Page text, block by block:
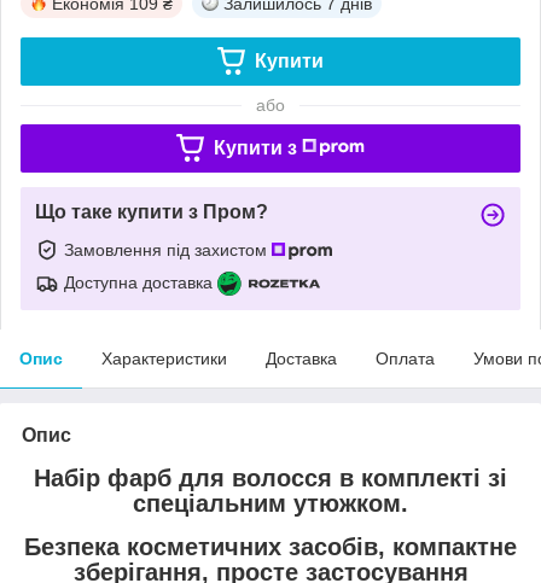
Купити
або
Купити з
Що таке купити з Пром?
Замовлення під захистом
Доступна доставка
Опис Характеристики Доставка Оплата Умови
Опис
Набір фарб для волосся в комплекті зі
спеціальним утюжком.
Безпека косметичних засобів, компактне
зберігання, просте застосування